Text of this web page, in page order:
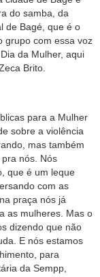
do samba, da
de Bagé, que é o
grupo com essa voz
da Mulher, aqui
Brito.
para a Mulher
sobre a violência
mas também
nós. Nós
que é um leque
com as
praça nós já
as mulheres. Mas o
dizendo que não
E nós estamos
para
da Sempp,